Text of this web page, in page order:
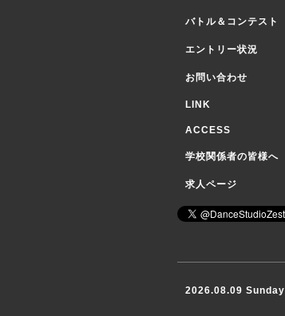
バトル＆コンテスト
エントリー状況
お問い合わせ
LINK
ACCESS
学校関係者の皆様へ
求人ページ
2026.08.09 Sunday